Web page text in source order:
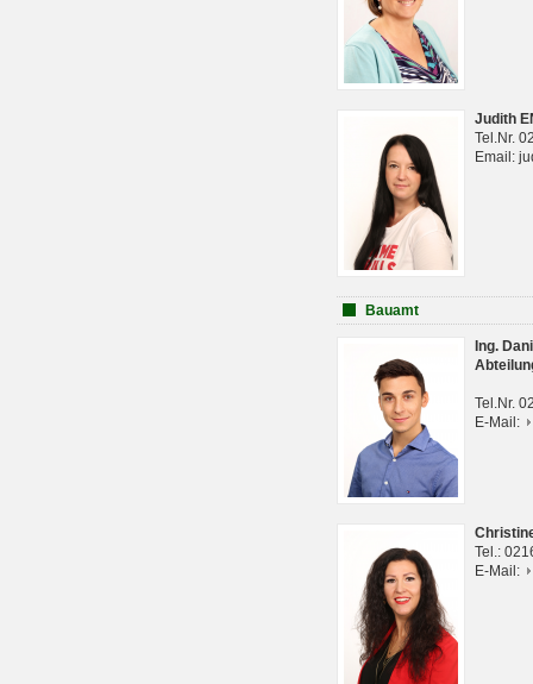
Judith
Tel.Nr.
Email:
Bauamt
Ing.
Tel.Nr.
E-Mail:
Tel.:
E-Mail: